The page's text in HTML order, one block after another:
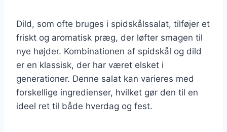
Dild, som ofte bruges i spidskålssalat, tilføjer et
friskt og aromatisk præg, der løfter smagen til
nye højder. Kombinationen af spidskål og dild
er en klassisk, der har været elsket i
generationer. Denne salat kan varieres med
forskellige ingredienser, hvilket gør den til en
ideel ret til både hverdag og fest.